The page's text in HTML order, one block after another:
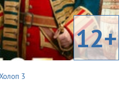
12+
Холоп 3